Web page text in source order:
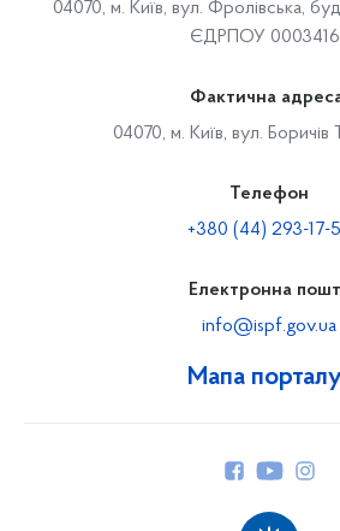
Мапа
04070, м. Київ, вул. Фролівська,
ЄДРПОУ
Фактична
04070, м. Київ, вул. Боричів
Телефон
+380 (44) 293-17-
Електронна
info@ispf.gov.ua